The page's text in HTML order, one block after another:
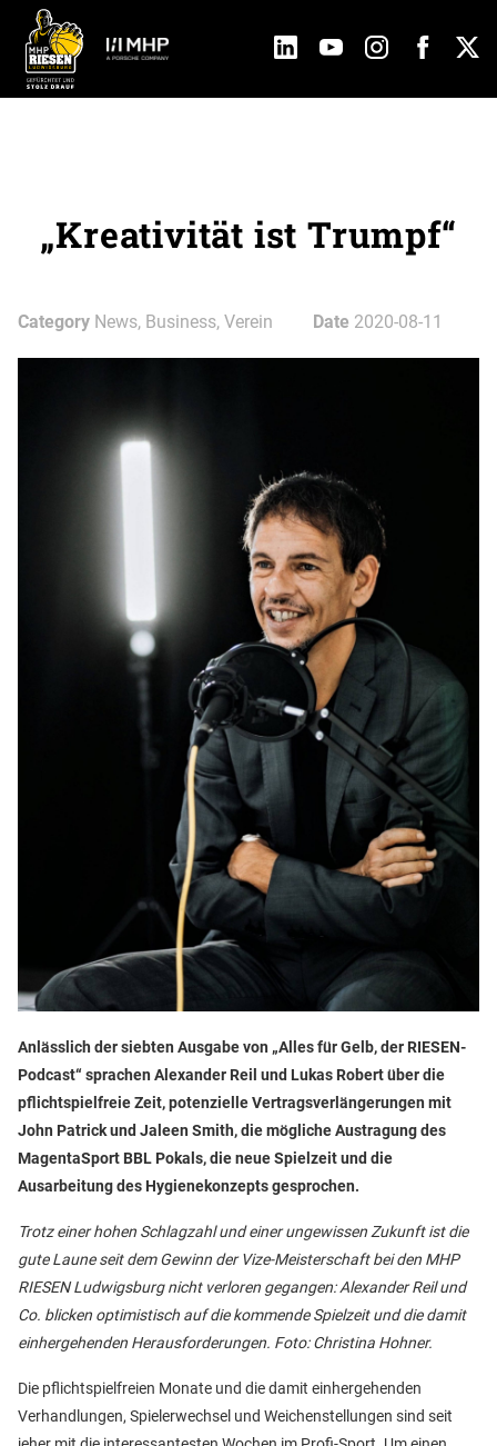
„Kreativität ist Trumpf“
Category News, Business, Verein Date 2020-08-11
Anlässlich der siebten Ausgabe von „Alles für Gelb, der RIESEN-
Podcast“ sprachen Alexander Reil und Lukas Robert über die
pflichtspielfreie Zeit, potenzielle Vertragsverlängerungen mit
John Patrick und Jaleen Smith, die mögliche Austragung des
MagentaSport BBL Pokals, die neue Spielzeit und die
Ausarbeitung des Hygienekonzepts gesprochen.
Trotz einer hohen Schlagzahl und einer ungewissen Zukunft ist die
gute Laune seit dem Gewinn der Vize-Meisterschaft bei den MHP
RIESEN Ludwigsburg nicht verloren gegangen: Alexander Reil und
Co. blicken optimistisch auf die kommende Spielzeit und die damit
einhergehenden Herausforderungen. Foto: Christina Hohner.
Die pflichtspielfreien Monate und die damit einhergehenden
Verhandlungen, Spielerwechsel und Weichenstellungen sind seit